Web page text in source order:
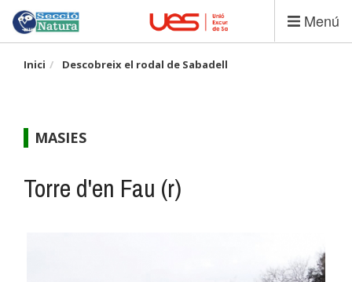
Vés
contingut
Menú
Inici Descobreix el rodal de Sabadell
MASIES
Torre d'en Fau (r)